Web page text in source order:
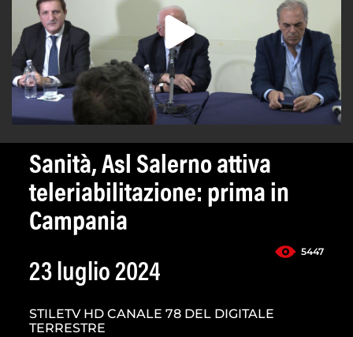
Sanità, Asl Salerno attiva
teleriabilitazione: prima in
Campania
5447
23 luglio 2024
STILETV HD CANALE 78 DEL DIGITALE
TERRESTRE